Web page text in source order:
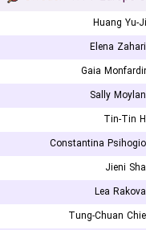
Huang Yu-
Elena
Gaia
Sally
Tin-Tin
Constantina
Jieni
Lea
Tung-Chuan